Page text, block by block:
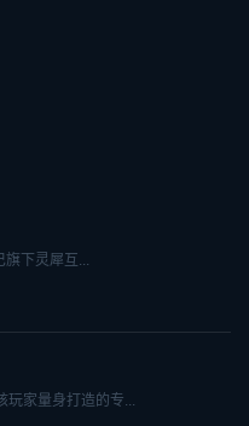
下灵犀互...
家量身打造的专...